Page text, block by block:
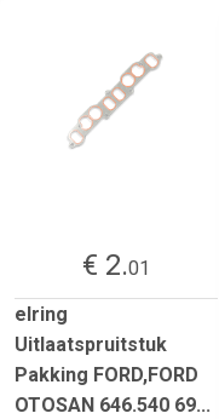
€ 2.01
elring
Uitlaatspruitstuk
Pakking FORD,FORD
OTOSAN 646.540 69...